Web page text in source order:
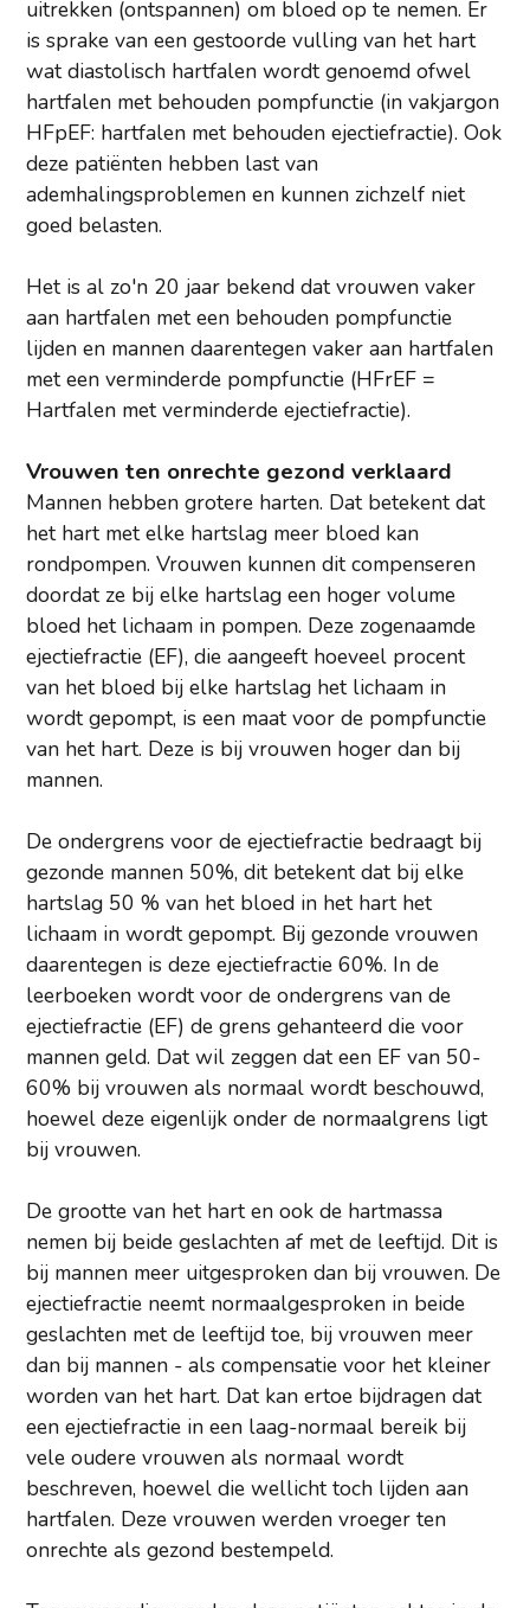
uitrekken (ontspannen) om bloed op te nemen. Er
is sprake van een gestoorde vulling van het hart
wat diastolisch hartfalen wordt genoemd ofwel
hartfalen met behouden pompfunctie (in vakjargon
HFpEF: hartfalen met behouden ejectiefractie). Ook
deze patiënten hebben last van
ademhalingsproblemen en kunnen zichzelf niet
goed belasten.
Het is al zo'n 20 jaar bekend dat vrouwen vaker
aan hartfalen met een behouden pompfunctie
lijden en mannen daarentegen vaker aan hartfalen
met een verminderde pompfunctie (HFrEF =
Hartfalen met verminderde ejectiefractie).
Vrouwen ten onrechte gezond verklaard
Mannen hebben grotere harten. Dat betekent dat
het hart met elke hartslag meer bloed kan
rondpompen. Vrouwen kunnen dit compenseren
doordat ze bij elke hartslag een hoger volume
bloed het lichaam in pompen. Deze zogenaamde
ejectiefractie (EF), die aangeeft hoeveel procent
van het bloed bij elke hartslag het lichaam in
wordt gepompt, is een maat voor de pompfunctie
van het hart. Deze is bij vrouwen hoger dan bij
mannen.
De ondergrens voor de ejectiefractie bedraagt bij
gezonde mannen 50%, dit betekent dat bij elke
hartslag 50 % van het bloed in het hart het
lichaam in wordt gepompt. Bij gezonde vrouwen
daarentegen is deze ejectiefractie 60%. In de
leerboeken wordt voor de ondergrens van de
ejectiefractie (EF) de grens gehanteerd die voor
mannen geld. Dat wil zeggen dat een EF van 50-
60% bij vrouwen als normaal wordt beschouwd,
hoewel deze eigenlijk onder de normaalgrens ligt
bij vrouwen.
De grootte van het hart en ook de hartmassa
nemen bij beide geslachten af met de leeftijd. Dit is
bij mannen meer uitgesproken dan bij vrouwen. De
ejectiefractie neemt normaalgesproken in beide
geslachten met de leeftijd toe, bij vrouwen meer
dan bij mannen - als compensatie voor het kleiner
worden van het hart. Dat kan ertoe bijdragen dat
een ejectiefractie in een laag-normaal bereik bij
vele oudere vrouwen als normaal wordt
beschreven, hoewel die wellicht toch lijden aan
hartfalen. Deze vrouwen werden vroeger ten
onrechte als gezond bestempeld.